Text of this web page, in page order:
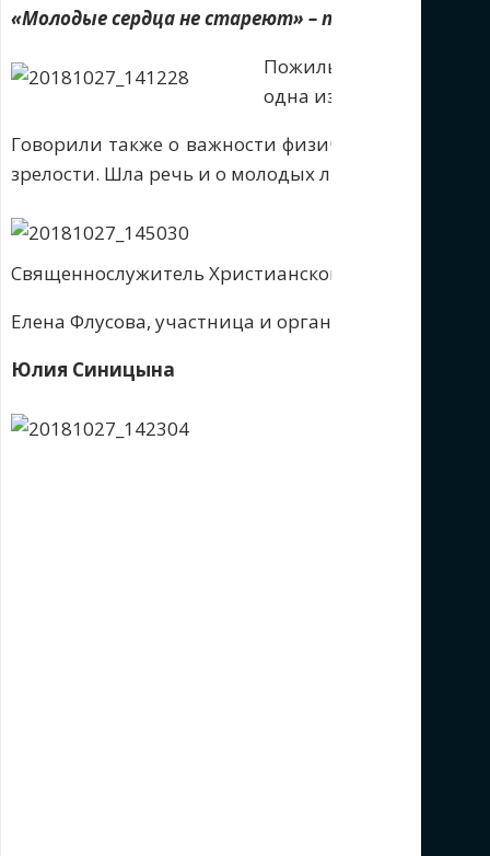
«Молодые сердца не стареют» – праздник с
Пожилые люди
одна из основных
Говорили также о важности физических
зрелости. Шла речь и о молодых людях, о
Священнослужитель Христианского
Елена Флусова, участница и организатор
Юлия Синицына